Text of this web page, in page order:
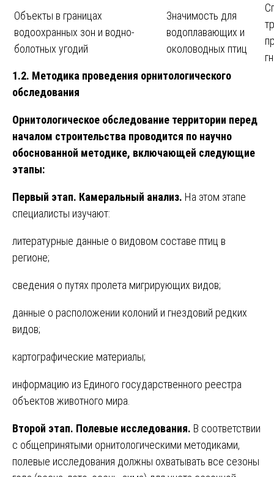
Объекты в границах
водоохранных зон и водно-
болотных угодий
Значимость для
водоплавающих и
околоводных птиц
1.2. Методика проведения орнитологического
обследования
Орнитологическое обследование территории перед
началом строительства проводится по научно
обоснованной методике, включающей следующие
этапы:
Первый этап. Камеральный анализ. На этом этапе
специалисты изучают:
литературные данные о видовом составе птиц в
регионе;
сведения о путях пролета мигрирующих видов;
данные о расположении колоний и гнездовий редких
видов;
картографические материалы;
информацию из Единого государственного реестра
объектов животного мира.
Второй этап. Полевые исследования. В соответствии
с общепринятыми орнитологическими методиками,
полевые исследования должны охватывать все сезоны